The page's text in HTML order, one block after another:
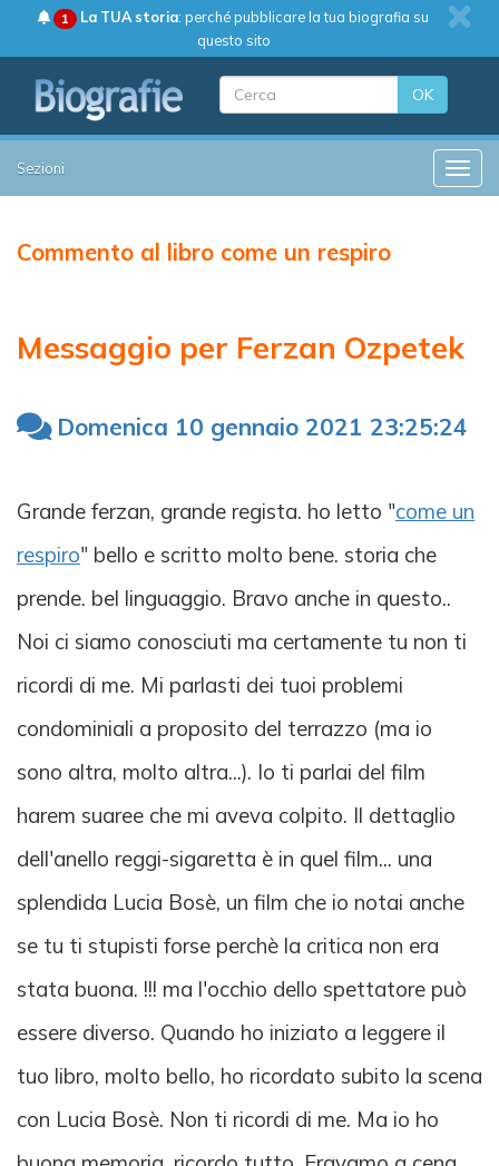
1 La TUA storia: perché pubblicare la tua biografia su
questo sito
OK
Sezioni
Commento al libro come un respiro
Messaggio per Ferzan Ozpetek
Domenica 10 gennaio 2021 23:25:24
Grande ferzan, grande regista. ho letto "come un
respiro" bello e scritto molto bene. storia che
prende. bel linguaggio. Bravo anche in questo..
Noi ci siamo conosciuti ma certamente tu non ti
ricordi di me. Mi parlasti dei tuoi problemi
condominiali a proposito del terrazzo (ma io
sono altra, molto altra...). Io ti parlai del film
harem suaree che mi aveva colpito. Il dettaglio
dell'anello reggi-sigaretta è in quel film... una
splendida Lucia Bosè, un film che io notai anche
se tu ti stupisti forse perchè la critica non era
stata buona. !!! ma l'occhio dello spettatore può
essere diverso. Quando ho iniziato a leggere il
tuo libro, molto bello, ho ricordato subito la scena
con Lucia Bosè. Non ti ricordi di me. Ma io ho